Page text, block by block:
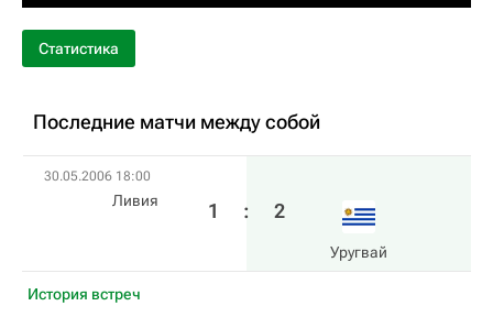
Статистика
Последние матчи между собой
30.05.2006 18:00
Ливия 1 : 2
Уругвай
История встреч